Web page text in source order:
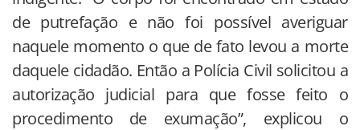
de putrefação e não foi possível averiguar
naquele momento o que de fato levou a morte
daquele cidadão. Então a Polícia Civil solicitou a
autorização judicial para que fosse feito o
procedimento de exumação”, explicou o